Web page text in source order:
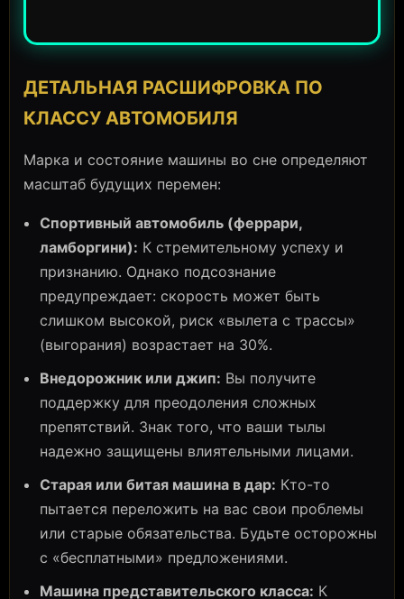
ДЕТАЛЬНАЯ РАСШИФРОВКА ПО
КЛАССУ АВТОМОБИЛЯ
Марка и состояние машины во сне определяют
масштаб будущих перемен:
Спортивный автомобиль (феррари,
ламборгини): К стремительному успеху и
признанию. Однако подсознание
предупреждает: скорость может быть
слишком высокой, риск «вылета с трассы»
(выгорания) возрастает на 30%.
Внедорожник или джип: Вы получите
поддержку для преодоления сложных
препятствий. Знак того, что ваши тылы
надежно защищены влиятельными лицами.
Старая или битая машина в дар: Кто-то
пытается переложить на вас свои проблемы
или старые обязательства. Будьте осторожны
с «бесплатными» предложениями.
Машина представительского класса: К